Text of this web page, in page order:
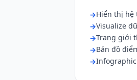
Hiển thị hệ
Visualize
Trang giới
Bản đồ